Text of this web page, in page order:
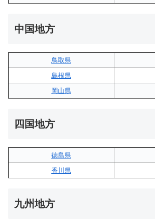
中国地方
鳥取県
島根県
岡山県
四国地方
徳島県
香川県
九州地方